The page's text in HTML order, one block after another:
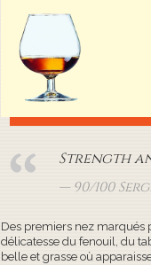
Strength
90/100
Des premiers nez marqués
délicatesse du fenouil, du
belle et grasse où